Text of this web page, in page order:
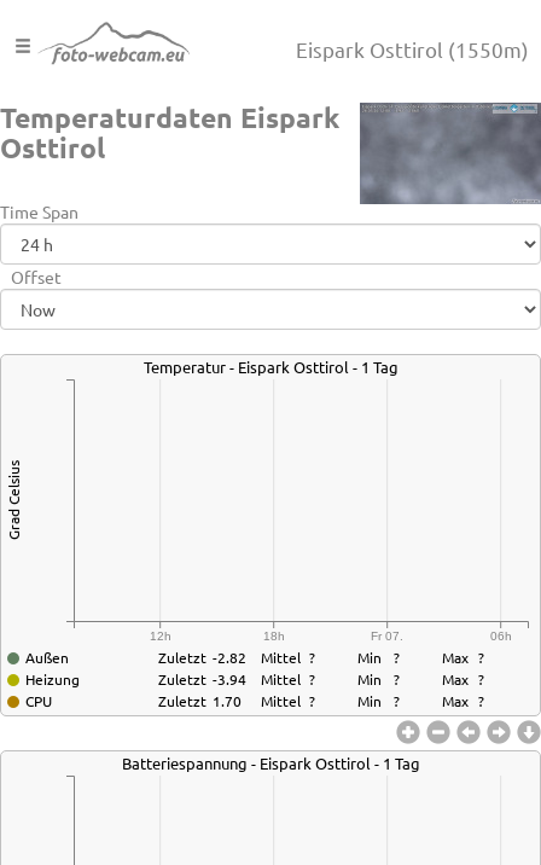
Eispark Osttirol (1550m)
Temperaturdaten Eispark
Osttirol
Time Span
Offset
Temperatur - Eispark Osttirol - 1 Tag
12h 18h Fr 07. 06h
Grad Celsius
Außen
Heizung
CPU
Zuletzt
Zuletzt
Zuletzt
-2.82
-3.94
1.70
Mittel
Mittel
Mittel
?
?
?
Min
Min
Min
?
?
?
Max
Max
Max
?
?
?
Batteriespannung - Eispark Osttirol - 1 Tag